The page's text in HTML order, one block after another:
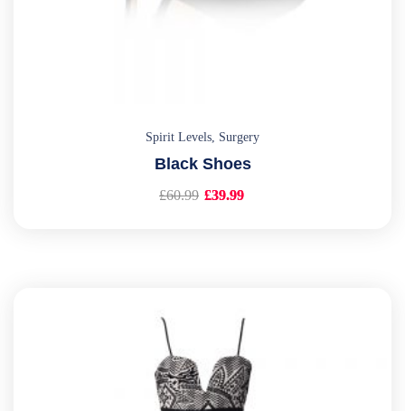
Spirit Levels, Surgery
Black Shoes
£60.99 £39.99